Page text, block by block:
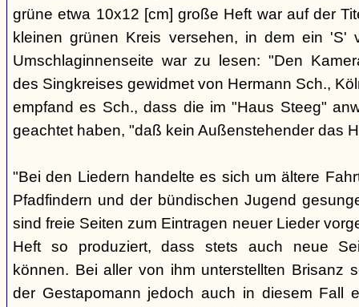
grüne etwa 10x12 [cm] große Heft war auf der
kleinen grünen Kreis versehen, in dem ein 'S'
Umschlaginnenseite war zu lesen: "Den
des Singkreises gewidmet von Hermann Sch.,
empfand es Sch., dass die im "Haus Steeg"
geachtet haben, "daß kein Außenstehender das
"Bei den Liedern handelte es sich um ältere
Pfadfindern und der bündischen Jugend
sind freie Seiten zum Eintragen neuer Lieder
Heft so produziert, dass stets auch neue
können. Bei aller von ihm unterstellten Brisanz
der Gestapomann jedoch auch in diesem Fall